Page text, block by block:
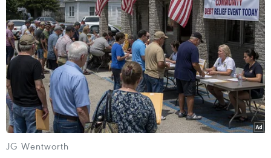
Lịch trực tiếp vòng 11 V-League: Cuộc đua
ngôi đầu vẫn rất nóng
24/05/2019 02:01
Cuộc đua tranh ngôi đầu Wake-up 247 V-League 2019
giữa Thành phố Hồ Chí Minh và đương kim vô địch Hà
Nội FC vẫn đang diễn ra rất hấp dẫn, kịch tính.
JG Wentworth